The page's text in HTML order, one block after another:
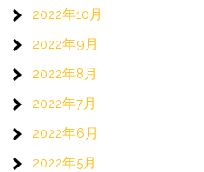
2022年10月
2022年9月
2022年8月
2022年7月
2022年6月
2022年5月